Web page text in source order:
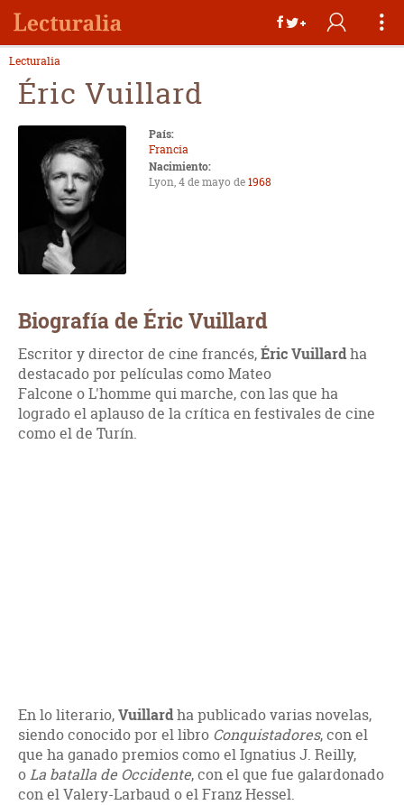
Lecturalia
Éric Vuillard
País:
Francia
Nacimiento:
Lyon, 4 de mayo de1968
Biografía de Éric Vuillard
Escritor y director de cine francés,Éric Vuillardha
destacado por películas como Mateo
Falcone o L'homme qui marche, con las que ha
logrado el aplauso de la crítica en festivales de cine
como el de Turín.
En lo literario,Vuillardha publicado varias novelas,
siendo conocido por el libro Conquistadores, con el
que ha ganado premios como el Ignatius J. Reilly,
oLa batalla de Occidente, con el que fue galardonado
con el Valery-Larbaud o el Franz Hessel.